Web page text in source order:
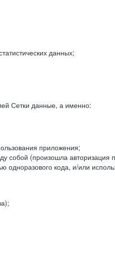
данных;
Сетки данные, а именно:
приложения;
собой (произошла
кода, и/или